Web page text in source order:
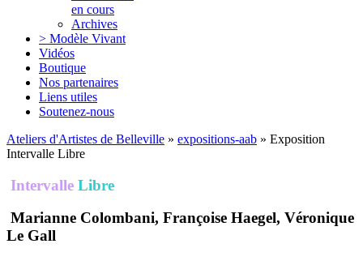
en cours
Archives
> Modèle Vivant
Vidéos
Boutique
Nos partenaires
Liens utiles
Soutenez-nous
Ateliers d'Artistes de Belleville » expositions-aab » Exposition
Intervalle Libre
Intervalle Libre
Marianne Colombani, Françoise Haegel, Véronique
Le Gall